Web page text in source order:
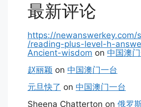
最新评论
https://newanswerkey.com/
/reading-plus-level-h-
Ancient-wisdom on 中国澳
赵丽颖 on 中国澳门一台
元旦快了 on 中国澳门一台
Sheena Chatterton on 俄罗